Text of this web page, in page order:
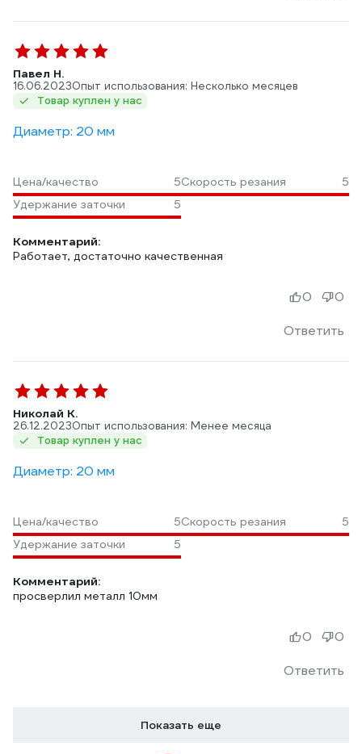
Павел Н.
16.06.2023Опыт использования: Несколько месяцев
Товар куплен у нас
Диаметр: 20 мм
Цена/качество 5Скорость резания
5
Удержание заточки
5
Комментарий:
Работает, достаточно качественная
Ответить
0 0
Николай К.
26.12.2023Опыт использования: Менее месяца
Товар куплен у нас
Диаметр: 20 мм
Цена/качество 5Скорость резания
5
Удержание заточки
5
Комментарий:
просверлил металл 10мм
Ответить
0 0
Показать еще